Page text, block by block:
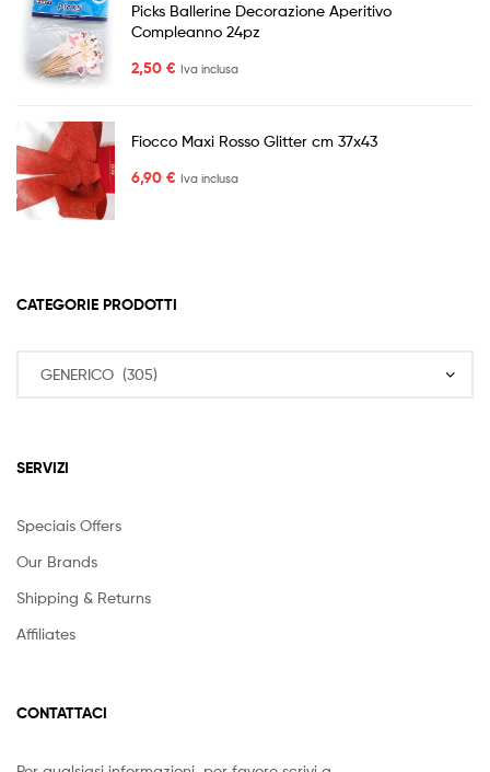
Picks Ballerine Decorazione Aperitivo
Compleanno 24pz
2,50 € Iva inclusa
Fiocco Maxi Rosso Glitter cm 37x43
6,90 € Iva inclusa
CATEGORIE PRODOTTI
SERVIZI
Speciais Offers
Our Brands
Shipping & Returns
Affiliates
CONTATTACI